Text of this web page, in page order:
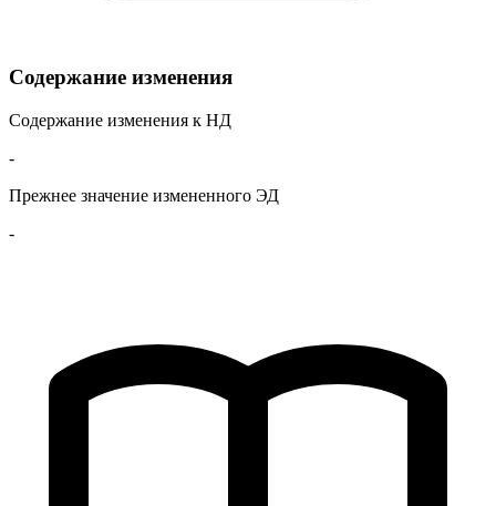
Содержание изменения
Содержание изменения к НД
-
Прежнее значение измененного ЭД
-